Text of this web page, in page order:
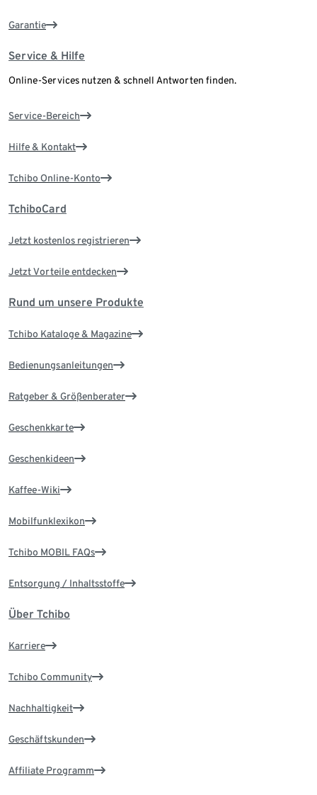
Garantie
Service & Hilfe
Online-Services nutzen & schnell Antworten finden.
Service-Bereich
Hilfe & Kontakt
Tchibo Online-Konto
TchiboCard
Jetzt kostenlos registrieren
Jetzt Vorteile entdecken
Rund um unsere Produkte
Tchibo Kataloge & Magazine
Bedienungsanleitungen
Ratgeber & Größenberater
Geschenkkarte
Geschenkideen
Kaffee-Wiki
Mobilfunklexikon
Tchibo MOBIL FAQs
Entsorgung / Inhaltsstoffe
Über Tchibo
Karriere
Tchibo Community
Nachhaltigkeit
Geschäftskunden
Affiliate Programm